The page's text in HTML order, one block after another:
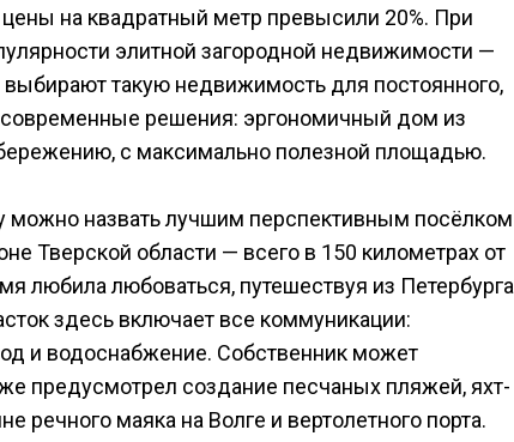
на квадратный метр превысили 20%. При
элитной загородной недвижимости —
такую недвижимость для постоянного,
решения: эргономичный дом из
с максимально полезной площадью.
можно назвать лучшим перспективным посёлком
Тверской области — всего в 150 километрах от
любоваться, путешествуя из Петербурга
здесь включает все коммуникации:
и водоснабжение. Собственник может
предусмотрел создание песчаных пляжей, яхт-
речного маяка на Волге и вертолетного порта.